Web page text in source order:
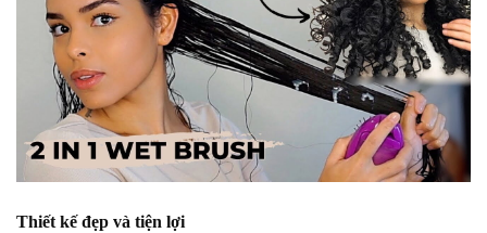
Thiết kế đẹp và tiện lợi